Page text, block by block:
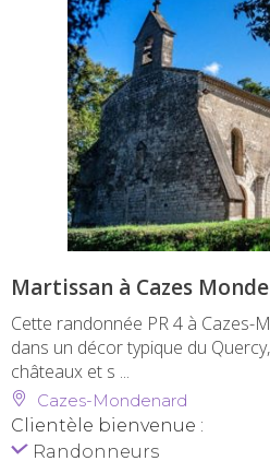
Martissan à Cazes
Cette randonnée PR 4 à Cazes-
dans un décor typique du
châteaux et s ...
Cazes-Mondenard
Clientèle bienvenue :
Randonneurs